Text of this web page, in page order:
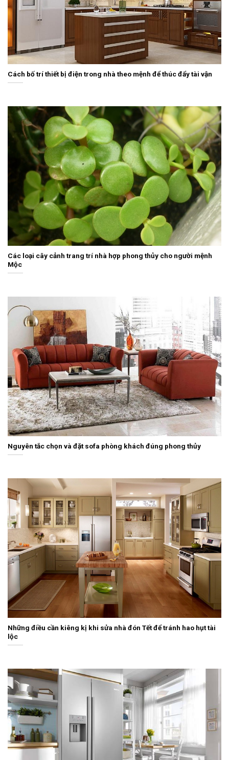
Cách bố trí thiết bị điện trong nhà theo mệnh để thúc đẩy tài vận
Các loại cây cảnh trang trí nhà hợp phong thủy cho người mệnh
Mộc
Nguyên tắc chọn và đặt sofa phòng khách đúng phong thủy
Những điều cần kiêng kị khi sửa nhà đón Tết để tránh hao hụt tài
lộc